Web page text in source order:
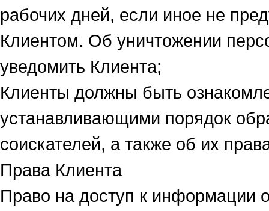
рабочих дней, если иное не
Клиентом. Об уничтожении
уведомить Клиента;
Клиенты должны быть
устанавливающими порядок
соискателей, а также об их
Права Клиента
Право на доступ к информации